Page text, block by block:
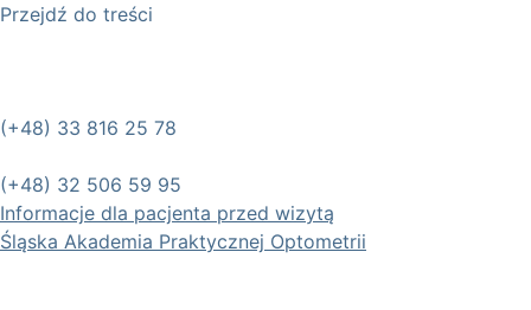
Przejdź do treści
(+48) 33 816 25 78
(+48) 32 506 59 95
Informacje dla pacjenta przed wizytą
Śląska Akademia Praktycznej Optometrii